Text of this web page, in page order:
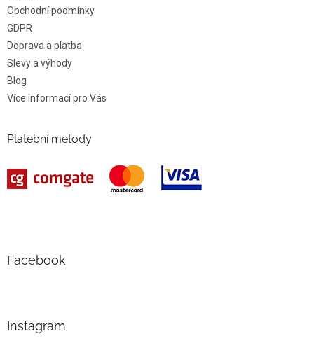
Obchodní podmínky
GDPR
Doprava a platba
Slevy a výhody
Blog
Více informací pro Vás
Platební metody
Facebook
Instagram